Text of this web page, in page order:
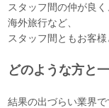
スタッフ間の仲が良
海外旅行など、
スタッフ間ともお客
どのような方と
結果の出づらい業界